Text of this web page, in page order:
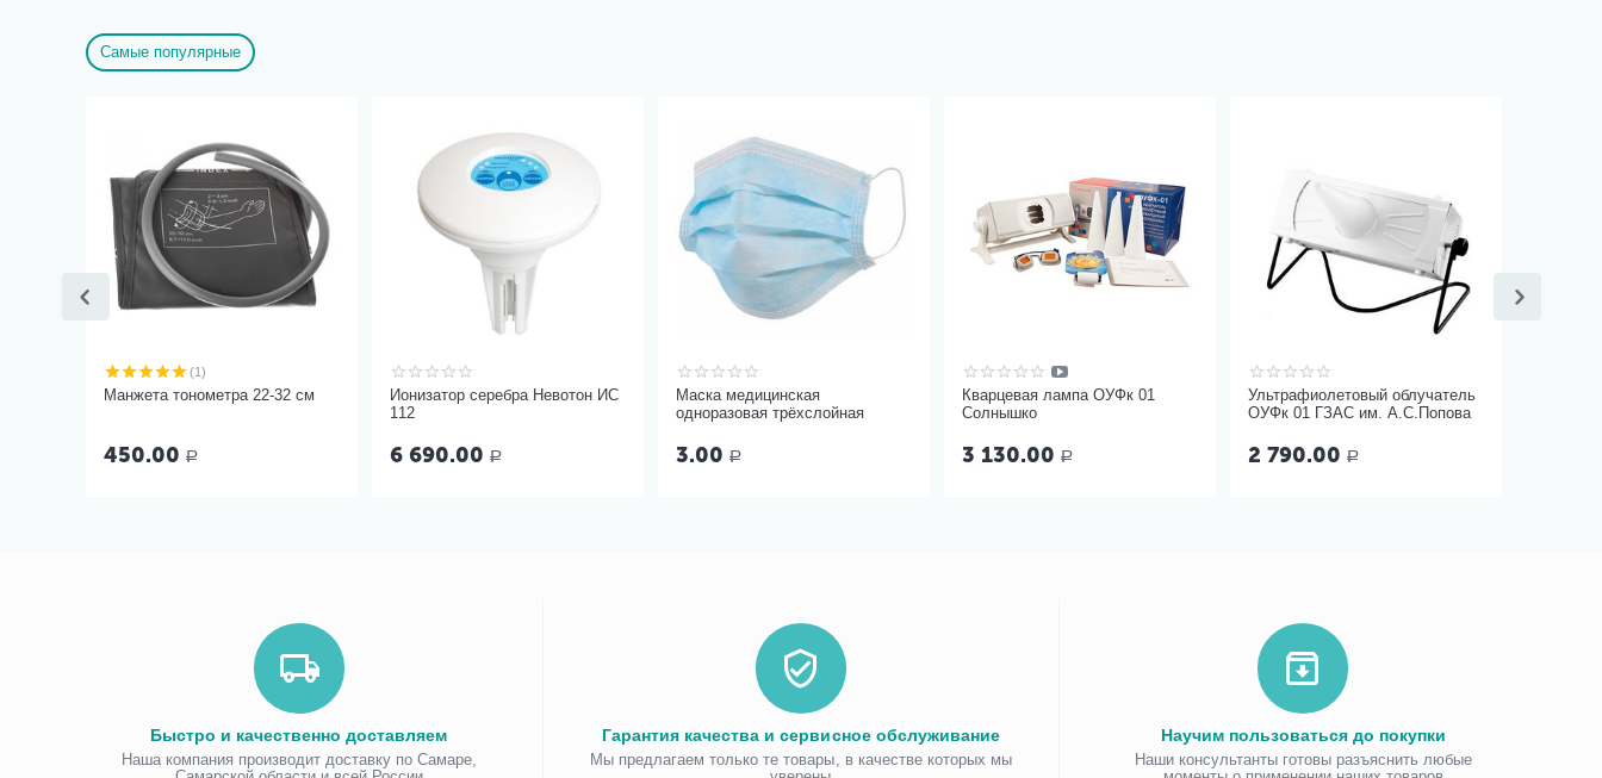
Самые популярные
(1)
Манжета тонометра 22-32 см
450.00 Р
Ионизатор серебра Невотон ИС
112
6 690.00 Р
Маска медицинская
одноразовая трёхслойная
3.00 Р
Кварцевая лампа ОУФк 01
Солнышко
3 130.00 Р
Ультрафиолетовый облучатель
ОУФк 01 ГЗАС им. А.С.Попова
2 790.00 Р
Быстро и качественно доставляем
Наша компания производит доставку по Самаре,
Гарантия качества и сервисное обслуживание
Мы предлагаем только те товары, в качестве которых мы
Научим пользоваться до покупки
Наши консультанты готовы разъяснить любые